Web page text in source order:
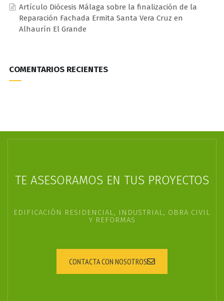
Artículo Diócesis Málaga sobre la finalización de la
Reparación Fachada Ermita Santa Vera Cruz en
Alhaurín El Grande
COMENTARIOS RECIENTES
TE ASESORAMOS EN TUS PROYECTOS
EDIFICACIÓN RESIDENCIAL, INDUSTRIAL, OBRA CIVIL
Y REFORMAS
CONTACTA CON NOSOTROS